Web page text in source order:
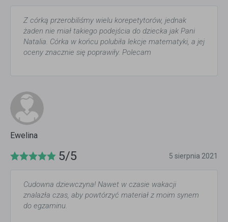
Z córką przerobiliśmy wielu korepetytorów, jednak
żaden nie miał takiego podejścia do dziecka jak Pani
Natalia. Córka w końcu polubiła lekcje matematyki, a jej
oceny znacznie się poprawiły. Polecam
Ewelina
5/5 5 sierpnia 2021
Cudowna dziewczyna! Nawet w czasie wakacji
znalazła czas, aby powtórzyć materiał z moim synem
do egzaminu.